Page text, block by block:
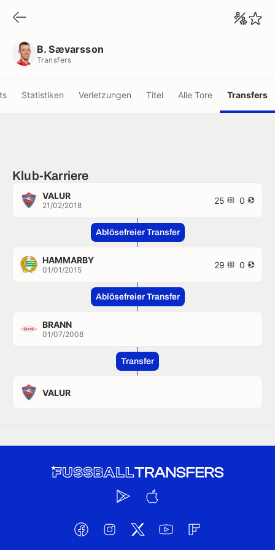
B. Sævarsson
Transfers
Statistiken Verletzungen Titel Alle Tore Transfers
Klub-Karriere
VALUR
21/02/2018 25 0
Ablösefreier Transfer
HAMMARBY
01/01/2015 29 0
Ablösefreier Transfer
BRANN
01/07/2008
Transfer
VALUR